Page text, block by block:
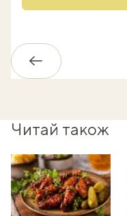
Назад
Читай також